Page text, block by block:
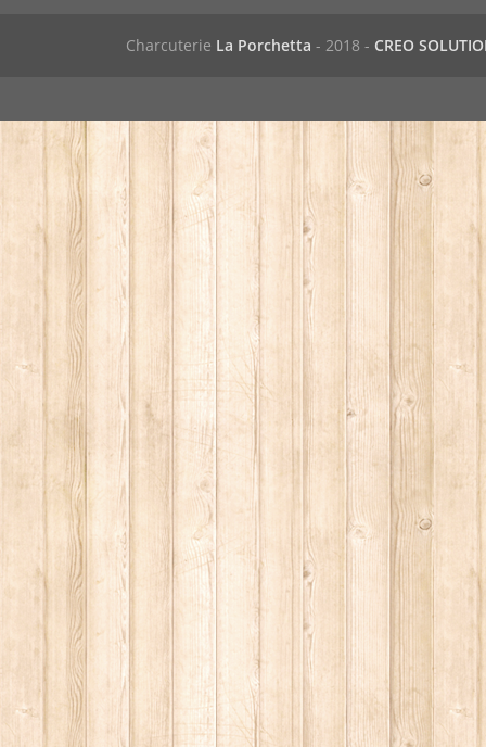
Charcuterie La Porchetta - 2018 - CREO